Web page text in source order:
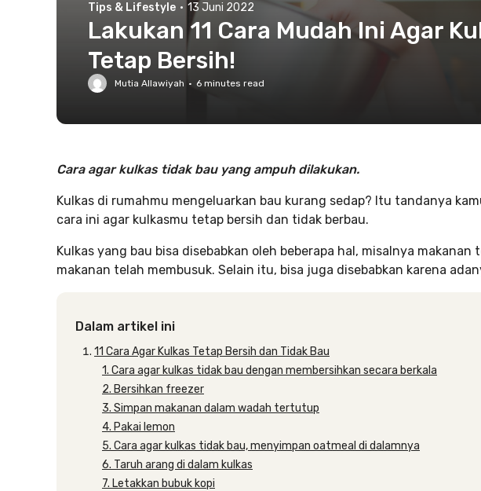
Tips & Lifestyle · 13 Juni 2022
Lakukan 11 Cara Mudah Ini Agar
Tetap Bersih!
Mutia Allawiyah · 6 minutes read
Cara agar kulkas tidak bau yang ampuh dilakukan.
Kulkas di rumahmu mengeluarkan bau kurang sedap? Itu tandanya
cara ini agar kulkasmu tetap bersih dan tidak berbau.
Kulkas yang bau bisa disebabkan oleh beberapa hal, misalnya
makanan telah membusuk. Selain itu, bisa juga disebabkan karena
Dalam artikel ini
11 Cara Agar Kulkas Tetap Bersih dan Tidak Bau
1. Cara agar kulkas tidak bau dengan membersihkan secara berkala
2. Bersihkan freezer
3. Simpan makanan dalam wadah tertutup
4. Pakai lemon
5. Cara agar kulkas tidak bau, menyimpan oatmeal di dalamnya
6. Taruh arang di dalam kulkas
7. Letakkan bubuk kopi